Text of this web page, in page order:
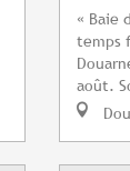
« Baie
temps
août.